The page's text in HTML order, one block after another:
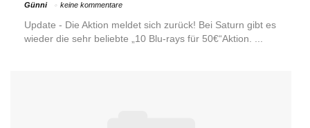
Günni keine kommentare
Update - Die Aktion meldet sich zurück! Bei Saturn gibt es
wieder die sehr beliebte „10 Blu-rays für 50€“Aktion. ...